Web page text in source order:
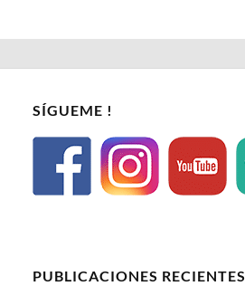
SÍGUEME !
PUBLICACIONES RECIENTES